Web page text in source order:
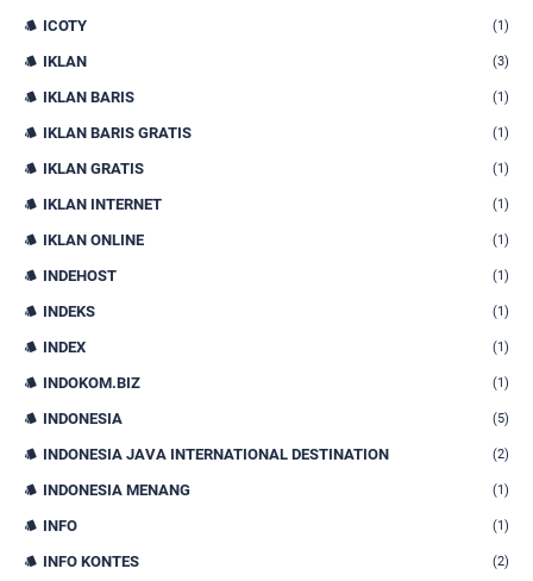
ICOTY (1)
IKLAN (3)
IKLAN BARIS (1)
IKLAN BARIS GRATIS (1)
IKLAN GRATIS (1)
IKLAN INTERNET (1)
IKLAN ONLINE (1)
INDEHOST (1)
INDEKS (1)
INDEX (1)
INDOKOM.BIZ (1)
INDONESIA (5)
INDONESIA JAVA INTERNATIONAL DESTINATION (2)
INDONESIA MENANG (1)
INFO (1)
INFO KONTES (2)